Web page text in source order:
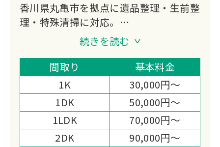
香川県丸亀市を拠点に遺品整理・生前整
理・特殊清掃に対応。
遺品整理士と事件現場特殊清掃士の有資
格者が在籍し、女性スタッフによる細や
かな配慮と買取査定による費用軽減で、
ご遺族の負担を減らします。
即日対応も可能で全国対応の提携ネット
ワークを持つ地域密着型の業者です。
続きを読む
間取り
基本料金
1K
30,000円～
1DK
50,000円～
1LDK
70,000円～
2DK
90,000円～